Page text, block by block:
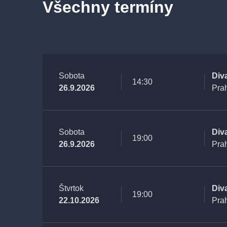
Všechny termíny
Sobota
26.9.2026
14:30
Sobota
26.9.2026
19:00
Štvrtok
22.10.2026
19:00